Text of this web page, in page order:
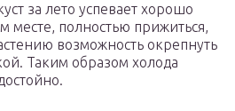
за лето успевает хорошо
месте, полностью прижиться,
возможность окрепнуть
Таким образом холода